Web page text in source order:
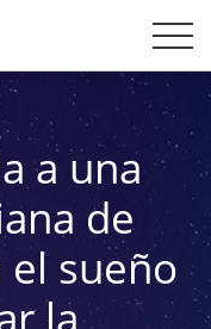
a una
de
sueño
la